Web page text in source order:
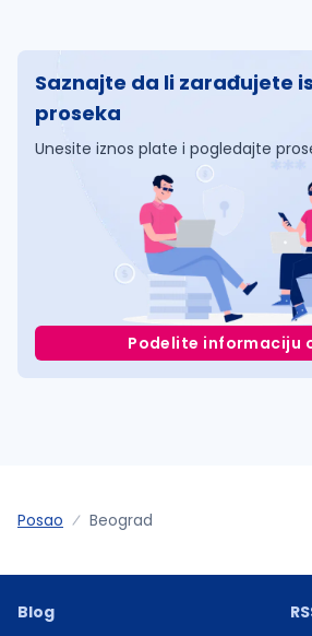
Saznajte da li zarađujete
proseka
Unesite iznos plate i pogledajte
Podelite informaciju
Posao Beograd
Blog